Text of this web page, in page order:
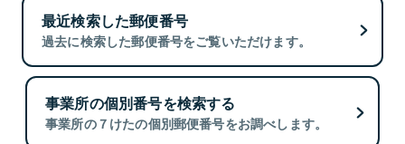
最近検索した郵便番号
過去に検索した郵便番号をご覧いただけます。
事業所の個別番号を検索する
事業所の７けたの個別郵便番号をお調べします。